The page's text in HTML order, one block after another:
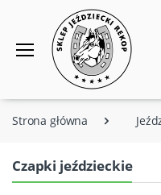
Strona główna
Czapki jeździeckie